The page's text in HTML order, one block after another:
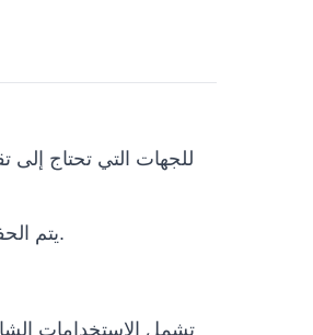
والفئات المرتبطة تشمل SIASUN. يتم الحفاظ على اسم الطراز الأصلي لتجنب أي التباس فني.
تشمل الاستخدامات